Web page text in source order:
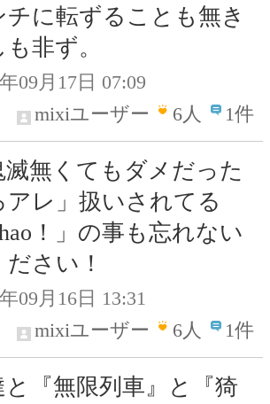
チに転ずることも無き
非ず。
09月17日 07:09
mixiユーザー
6人 1件
滅無くてもダメだった
アレ」扱いされてる
！」の事も忘れない
さい！
09月16日 13:31
mixiユーザー
6人 1件
と『無限列車』と『猗